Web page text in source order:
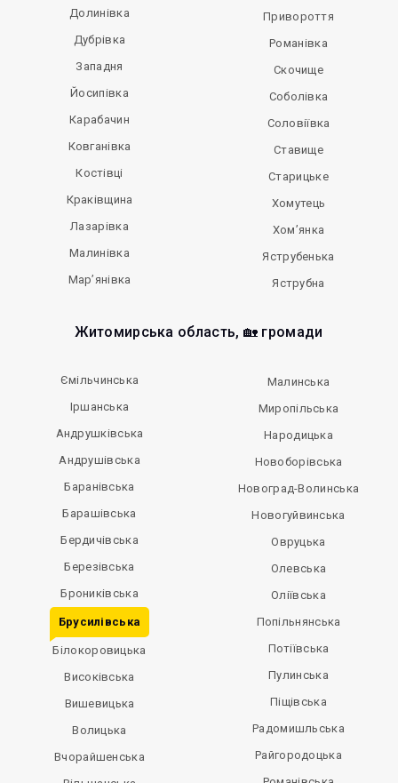
Долинівка
Дубрівка
Западня
Йосипівка
Карабачин
Ковганівка
Костівці
Краківщина
Лазарівка
Малинівка
Мар’янівка
Привороття
Романівка
Скочище
Соболівка
Соловіївка
Ставище
Старицьке
Хомутець
Хом’янка
Яструбенька
Яструбна
Житомирська область, 🏡 громади
Ємільчинська
Іршанська
Андрушківська
Андрушівська
Баранівська
Барашівська
Бердичівська
Березівська
Брониківська
Брусилівська
Білокоровицька
Високівська
Вишевицька
Волицька
Вчорайшенська
Малинська
Миропільська
Народицька
Новоборівська
Новоград-Волинська
Новогуйвинська
Овруцька
Олевська
Оліївська
Попільнянська
Потіївська
Пулинська
Піщівська
Радомишльська
Райгородоцька